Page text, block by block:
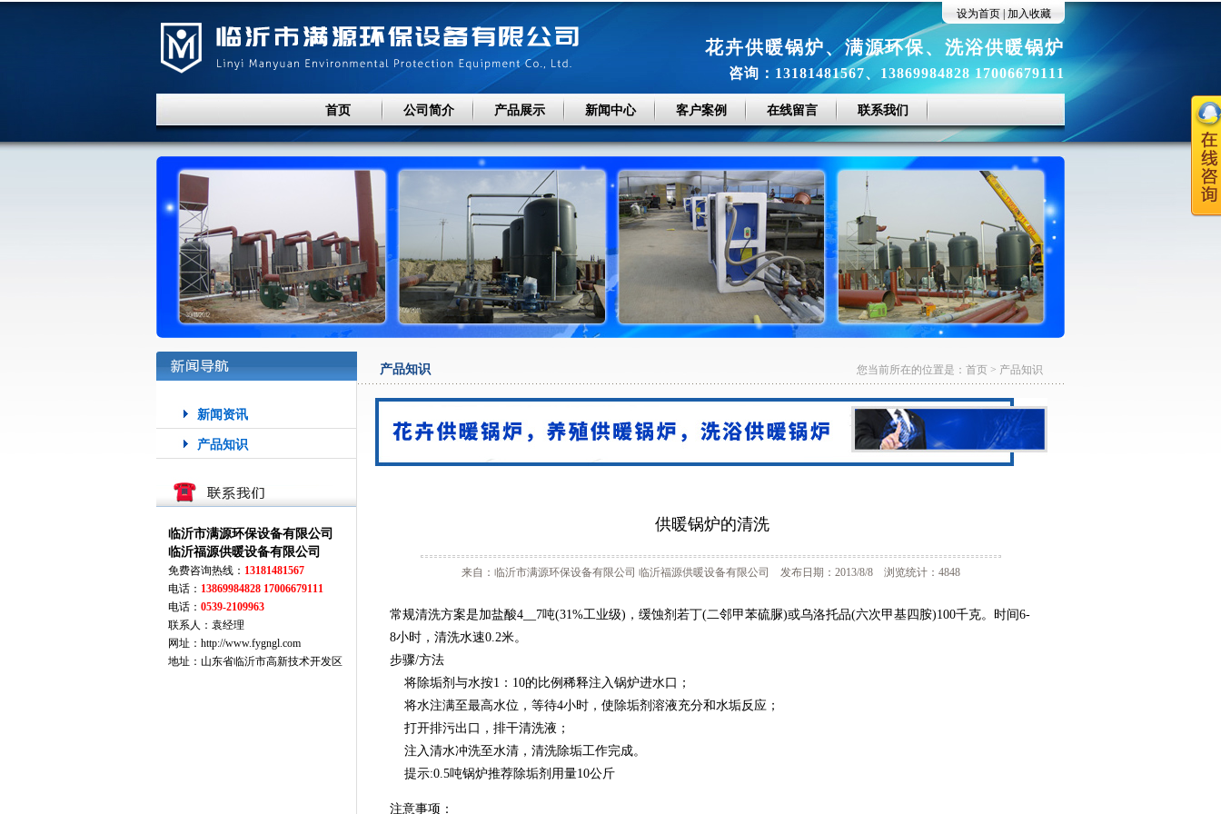
设为首页| 加入收藏
花卉供暖锅炉、满源环保、 洗浴供暖锅炉
咨询：13181481567、13869984828 17006679111
首页 公司简介 产品展示 新闻中心 客户案例 在线留言 联系我们
新闻资讯
产品知识
临沂市满源环保设备有限公司
临沂福源供暖设备有限公司
免费咨询热线： 13181481567
电话： 13869984828 17006679111
电话： 0539-2109963
联系人：袁经理
网址：http://www.fygngl.com
地址：山东省临沂市高新技术开发区
产品知识 您当前所在的位置是： 首页> 产品知识
供暖锅炉的清洗
来自：临沂市满源环保设备有限公司 临沂福源供暖设备有限公司 发布日期：2013/8/8 浏览统计：4848
常规清洗方案是加盐酸4__7吨(31%工业级)，缓蚀剂若丁(二邻甲苯硫脲)或乌洛托品(六次甲基四胺)100千克。时间6-
8小时，清洗水速0.2米。
步骤/方法
将除垢剂与水按1：10的比例稀释注入锅炉进水口；
将水注满至最高水位，等待4小时，使除垢剂溶液充分和水垢反应；
打开排污出口，排干清洗液；
注入清水冲洗至水清，清洗除垢工作完成。
提示:0.5吨锅炉推荐除垢剂用量10公斤
注意事项：